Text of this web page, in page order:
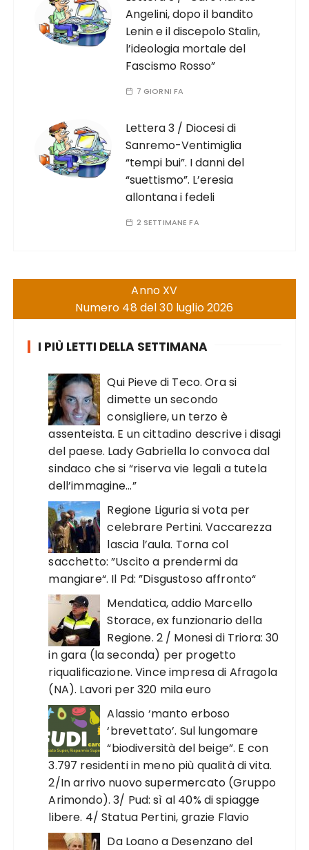
Angelini, dopo il bandito
Lenin e il discepolo Stalin,
l’ideologia mortale del
Fascismo Rosso”
7 GIORNI FA
Lettera 3 / Diocesi di
Sanremo-Ventimiglia
“tempi bui”. I danni del
“suettismo”. L’eresia
allontana i fedeli
2 SETTIMANE FA
Anno XV
Numero 48 del 30 luglio 2026
I PIÙ LETTI DELLA SETTIMANA
Qui Pieve di Teco. Ora si
dimette un secondo
consigliere, un terzo è
assenteista. E un cittadino descrive i disagi
del paese. Lady Gabriella lo convoca dal
sindaco che si “riserva vie legali a tutela
dell’immagine…”
Regione Liguria si vota per
celebrare Pertini. Vaccarezza
lascia l’aula. Torna col
sacchetto: ”Uscito a prendermi da
mangiare“. Il Pd: ”Disgustoso affronto“
Mendatica, addio Marcello
Storace, ex funzionario della
Regione. 2 / Monesi di Triora: 30
in gara (la seconda) per progetto
riqualificazione. Vince impresa di Afragola
(NA). Lavori per 320 mila euro
Alassio ‘manto erboso
‘brevettato’. Sul lungomare
“biodiversità del beige”. E con
3.797 residenti in meno più qualità di vita.
2/In arrivo nuovo supermercato (Gruppo
Arimondo). 3/ Pud: sì al 40% di spiagge
libere. 4/ Statua Pertini, grazie Flavio
Da Loano a Desenzano del